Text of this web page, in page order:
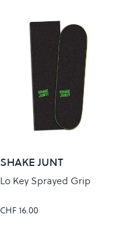
SHAKE JUNT
Lo Key Sprayed Grip
CHF 16.00